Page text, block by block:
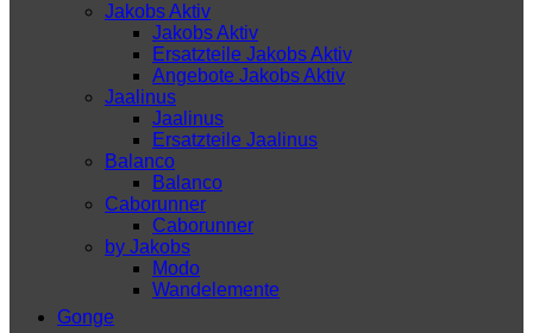
Jakobs Aktiv
Jakobs Aktiv
Ersatzteile Jakobs Aktiv
Angebote Jakobs Aktiv
Jaalinus
Jaalinus
Ersatzteile Jaalinus
Balanco
Balanco
Caborunner
Caborunner
by Jakobs
Modo
Wandelemente
Gonge